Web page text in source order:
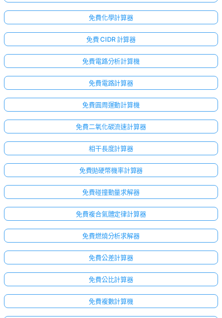
免費化學計算器
免費 CIDR 計算器
免費電路分析計算機
免費電路計算器
免費圓周運動計算機
免費二氧化碳流速計算器
相干長度計算器
免費拋硬幣機率計算器
免費碰撞動量求解器
免費複合氣體定律計算器
免費燃燒分析求解器
免費公差計算器
免費公比計算器
免費複數計算機